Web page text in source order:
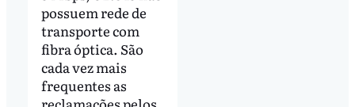
possuem rede de
transporte com
fibra óptica. São
cada vez mais
frequentes as